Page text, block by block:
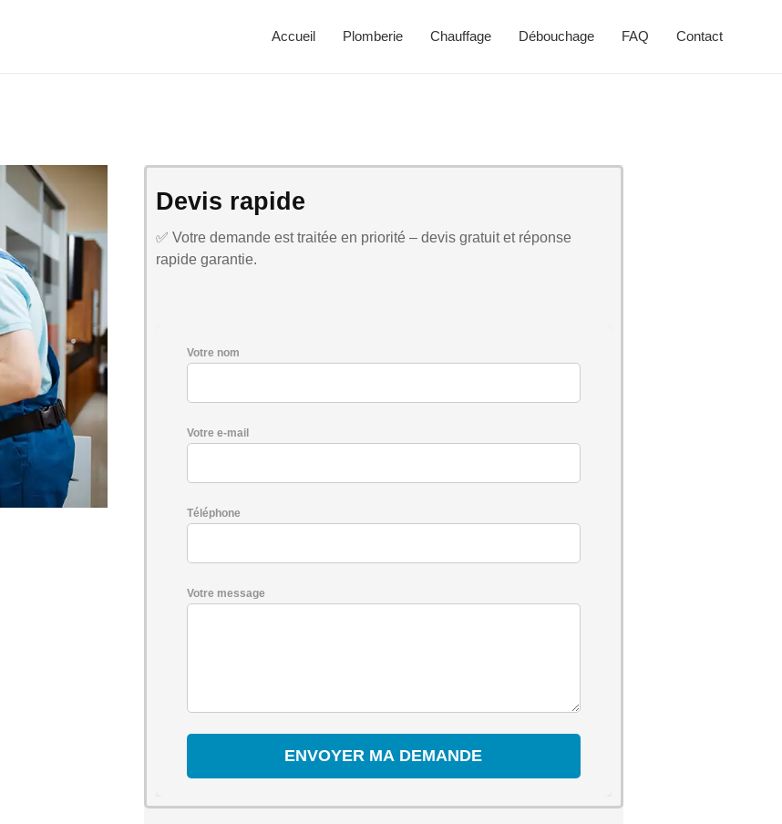
Accueil Plomberie Chauffage Débouchage FAQ Contact
Devis rapide
✅ Votre demande est traitée en priorité – devis gratuit et réponse
rapide garantie.
Votre nom
Votre e-mail
Téléphone
Votre message